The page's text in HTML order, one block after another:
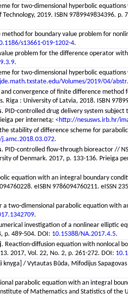
for two-dimensional hyperbolic
2019. ISBN 9789949834396. p.
method for boundary value problem for
s13661-019-1202-4.
problem for the difference operator
.
for two-dimensional hyperbolic
Volumes/2019/04/
convergence of finite difference
: University of Latvia, 2018. ISBN
. PID-controlled drug delivery system
per internetą: <http://nesusws.irb.hr/
stability of difference scheme for
j.amc.2018.03.072.
. PID-controlled flow-through bioreactor //
of Denmark. 2017, p. 133-136. Prieiga
equation with an integral boundary
eISBN 9786094760211. eISSN
a two-dimensional parabolic equation
.
investigation of a nonlinear elliptic
p. 489-504. DOI: 10.15388/NA.2017.4.5.
. Reaction-diffusion equation with nonlocal
2017, Vol. 22, No. 2, p. 261-272. DOI:
/ Vytautas Būda, Mifodijus
parabolic equation with an integral
of Mathematics and Statistics of the